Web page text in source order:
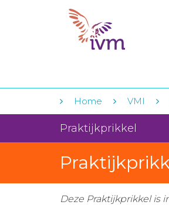
Home VMI
Praktijkprikkel
Deze Praktijkprikkel is